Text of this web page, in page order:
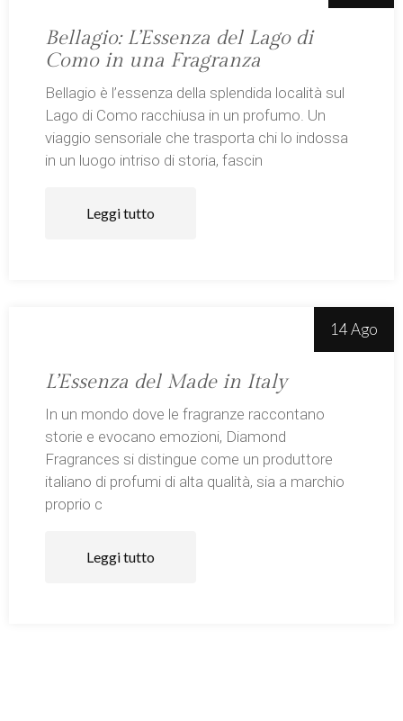
Bellagio: L’Essenza del Lago di
Como in una Fragranza
Bellagio è l’essenza della splendida località sul
Lago di Como racchiusa in un profumo. Un
viaggio sensoriale che trasporta chi lo indossa
in un luogo intriso di storia, fascin
Leggi tutto
14 Ago
L’Essenza del Made in Italy
In un mondo dove le fragranze raccontano
storie e evocano emozioni, Diamond
Fragrances si distingue come un produttore
italiano di profumi di alta qualità, sia a marchio
proprio c
Leggi tutto